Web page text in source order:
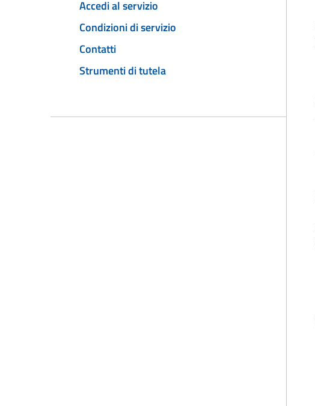
Accedi al servizio
Condizioni di servizio
Contatti
Strumenti di tutela